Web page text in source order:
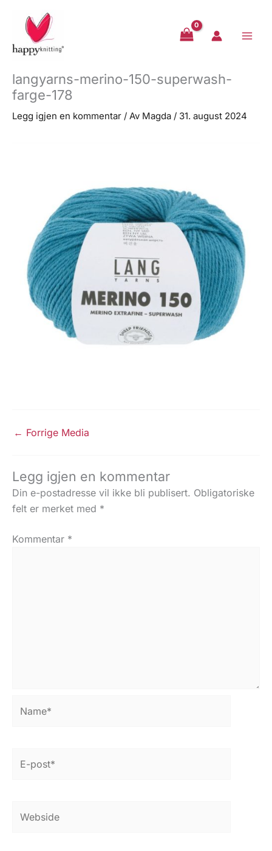
innholdet
langyarns-merino-150-superwash-
farge-178
Legg igjen en kommentar / Av Magda / 31. august 2024
← Forrige Media
Legg igjen en kommentar
Din e-postadresse vil ikke bli publisert. Obligatoriske
felt er merket med *
Kommentar *
post*